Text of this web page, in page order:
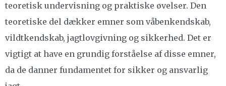
teoretisk undervisning og praktiske øvelser. Den
teoretiske del dækker emner som våbenkendskab,
vildtkendskab, jagtlovgivning og sikkerhed. Det er
vigtigt at have en grundig forståelse af disse emner,
da de danner fundamentet for sikker og ansvarlig